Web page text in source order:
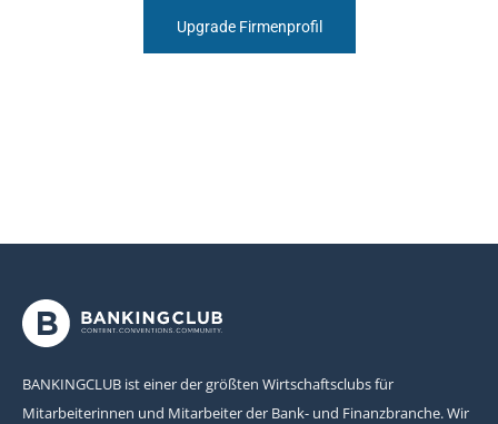
Upgrade Firmenprofil
BANKINGCLUB ist einer der größten Wirtschaftsclubs für
Mitarbeiterinnen und Mitarbeiter der Bank- und Finanzbranche. Wir